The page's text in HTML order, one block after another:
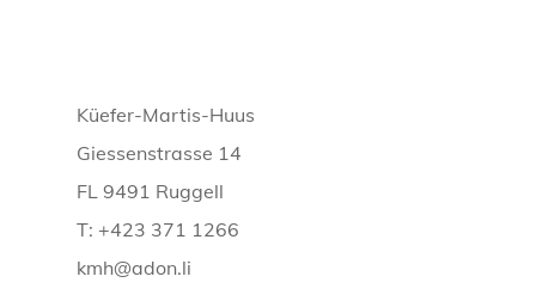
Küefer-Martis-Huus
Giessenstrasse 14
FL 9491 Ruggell
T: +423 371 1266
kmh@adon.li